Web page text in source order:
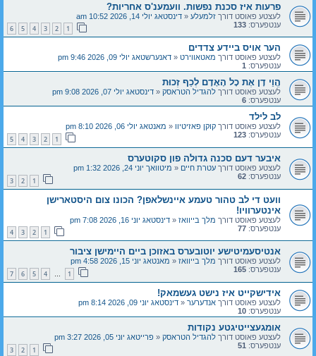
פרעות איז סכנת נפשות. וועמענ'ס אחריות?
לעצטע פאוסט דורך זלמעלע « דינסטאג יולי 14, 2026 10:52 am
ענטפערס: 133
1
2
3
4
5
6
הער אויס ביידע צדדים
לעצטע פאוסט דורך מאטאווירט « דאנערשטאג יולי 09, 2026 9:46 pm
ענטפערס: 1
הֱוֵי דָן אֶת כָל הָאָדָם לְכַף זְכוּת
לעצטע פאוסט דורך להגדיל הטראסק « דינסטאג יולי 07, 2026 9:08 pm
ענטפערס: 6
לב לילד
לעצטע פאוסט דורך קוקן פאזיטיוו « מאנטאג יולי 06, 2026 8:10 pm
ענטפערס: 123
1
2
3
4
5
איבער דעם סכנה גדולה פון סקוטערס
לעצטע פאוסט דורך עטרת חיים « מיטוואך יוני 24, 2026 1:32 pm
ענטפערס: 62
1
2
3
וועט די לב טהור טעמע איינשלאפן? הכונו צום היסטארישן
אינטערוויו!
לעצטע פאוסט דורך מלך בייוואז « דינסטאג יוני 16, 2026 7:08 pm
ענטפערס: 77
1
2
3
4
אנטיסעמיטישע יוטובערס באזוכן ביים היימישן ציבור
לעצטע פאוסט דורך מלך בייוואז « מאנטאג יוני 15, 2026 4:58 pm
ענטפערס: 165
1
…
4
5
6
7
אידישקייט איז נישט געשמאק!
לעצטע פאוסט דורך אנדערער « דינסטאג יוני 09, 2026 8:14 pm
ענטפערס: 10
אומגעצייטיגטע נקודות
לעצטע פאוסט דורך להגדיל הטראסק « פרייטאג יוני 05, 2026 3:27 pm
ענטפערס: 51
1
2
3